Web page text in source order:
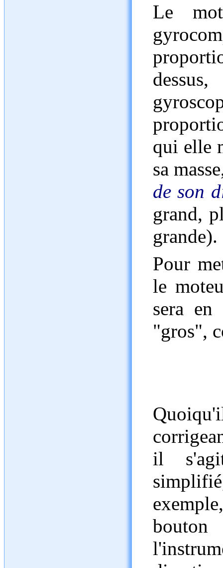
Le
qui elle
sa
de son
grand,
grande).
Pour
le
sera
"gros",
il